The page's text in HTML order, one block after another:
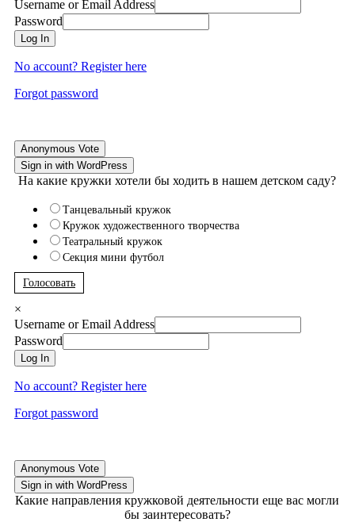
Username or Email Address
Password
Log In
No account? Register here
Forgot password
Anonymous Vote
Sign in with WordPress
На какие кружки хотели бы ходить в нашем детском саду?
Танцевальный кружок
Кружок художественного творчества
Театральный кружок
Секция мини футбол
Голосовать
×
Username or Email Address
Password
Log In
No account? Register here
Forgot password
Anonymous Vote
Sign in with WordPress
Какие направления кружковой деятельности еще вас могли
бы заинтересовать?